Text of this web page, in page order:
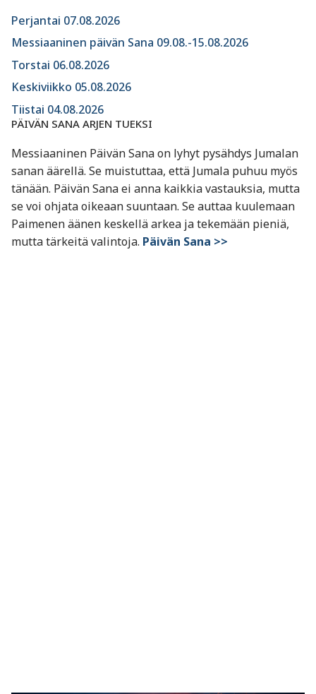
Perjantai 07.08.2026
Messiaaninen päivän Sana 09.08.-15.08.2026
Torstai 06.08.2026
Keskiviikko 05.08.2026
Tiistai 04.08.2026
PÄIVÄN SANA ARJEN TUEKSI
Messiaaninen Päivän Sana on lyhyt pysähdys Jumalan
sanan äärellä. Se muistuttaa, että Jumala puhuu myös
tänään. Päivän Sana ei anna kaikkia vastauksia, mutta
se voi ohjata oikeaan suuntaan. Se auttaa kuulemaan
Paimenen äänen keskellä arkea ja tekemään pieniä,
mutta tärkeitä valintoja. Päivän Sana >>